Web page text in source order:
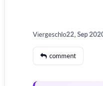
Viergeschlo22, Sep
comment